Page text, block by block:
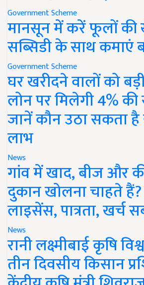
Government Scheme
मानसून में करें फूलों की
सब्सिडी के साथ कमाएं
Government Scheme
घर खरीदने वालों को
लोन पर मिलेगी 4% की
जानें कौन उठा सकता है
लाभ
News
गांव में खाद, बीज और
दुकान खोलना चाहते
लाइसेंस, पात्रता, खर्च
News
रानी लक्ष्मीबाई कृषि
तीन दिवसीय किसान